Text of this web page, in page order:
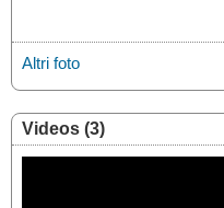
Altri foto
Videos (3)